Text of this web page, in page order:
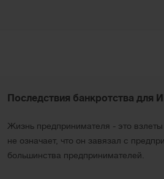
Последствия банкротства для
Жизнь предпринимателя - это
не означает, что он завязал с
большинства предпринимателей.